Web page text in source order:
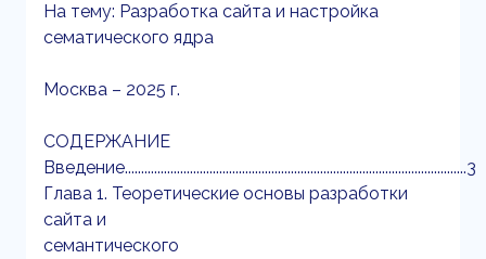
На тему: Разработка сайта и настройка
сематического ядра
Москва – 2025 г.
СОДЕРЖАНИЕ
Введение.........................................................................................................3
Глава 1. Теоретические основы разработки
сайта и
семантического